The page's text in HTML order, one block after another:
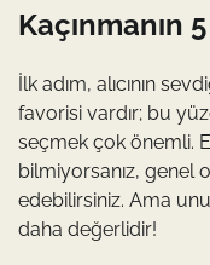
Kaçınmanın
İlk adım, alıcının
favorisi vardır; bu
seçmek çok önemli.
bilmiyorsanız, genel
edebilirsiniz. Ama
daha değerlidir!